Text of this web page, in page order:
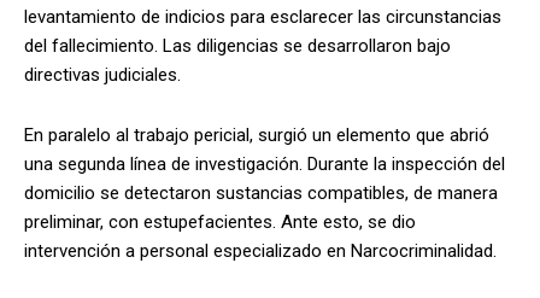
levantamiento de indicios para esclarecer las circunstancias
del fallecimiento. Las diligencias se desarrollaron bajo
directivas judiciales.
En paralelo al trabajo pericial, surgió un elemento que abrió
una segunda línea de investigación. Durante la inspección del
domicilio se detectaron sustancias compatibles, de manera
preliminar, con estupefacientes. Ante esto, se dio
intervención a personal especializado en Narcocriminalidad.